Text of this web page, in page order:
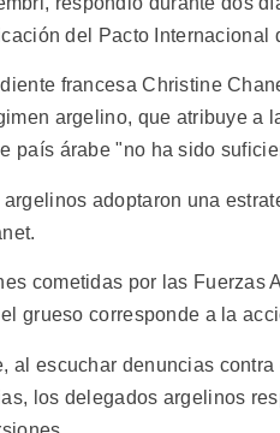
del Pacto Internacional
francesa Christine
argelino, que atribuye a
país árabe "no ha sido
argelinos adoptaron una
cometidas por las Fuerzas
grueso corresponde a la
al escuchar denuncias
los delegados argelinos